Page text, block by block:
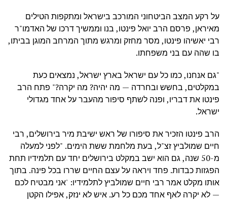
על רקע המצב הביטחוני המורכב בישראל ומתקפות הטילים
מאיראן, פרסם הרב יואל פינטו, בנו וממשיך דרכו של האדמו"ר
רבי יאשיהו פינטו, מסר מחזק ומרגש מתוך המרחב המוגן בביתו,
בו שהה עם בני משפחתו.
"גם אנחנו, כמו כל עם ישראל בארץ ישראל, נמצאים כעת
במקלטים, בחשש ובחרדה — מה יהיה? מה יקרה?" פתח הרב
פינטו את דבריו, ופנה לשתף סיפור מהעבר על אחד מגדולי
ישראל.
הרב פינטו הזכיר את סיפורו של ראש ישיבת מיר בירושלים, רבי
חיים שמולביץ זצ"ל, בעת מלחמת ששת הימים. "לפני למעלה
מ-50 שנה, גם הוא ישב במקלט בירושלים יחד עם תלמידיו תחת
הפגזות כבדות. פחד ויראה על עצם החיים שררו בכל פינה. בתוך
אותו מקלט אמר רבי חיים שמולביץ לתלמידיו: 'אני מבטיח לכם
— לא יקרה לאף אחד מכם כל רע. איש לא ינזק, אפילו הקטן